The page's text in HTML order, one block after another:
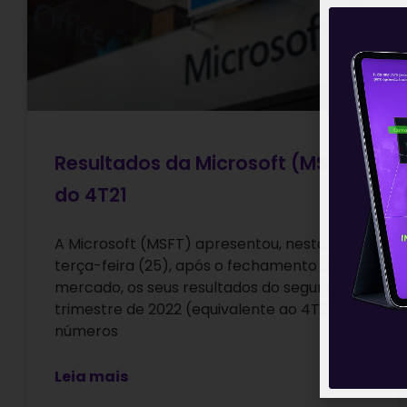
Resultados da Microsoft (MSFT)
do 4T21
A Microsoft (MSFT) apresentou, nesta
terça-feira (25), após o fechamento do
mercado, os seus resultados do segundo
trimestre de 2022 (equivalente ao 4T21). Os
números
Leia mais